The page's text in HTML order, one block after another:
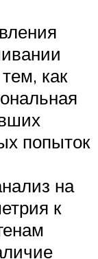
как
попыток
на
к